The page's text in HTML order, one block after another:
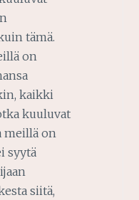
tämä.
on
kaikki
kuuluvat
meillä on
syytä
siitä,